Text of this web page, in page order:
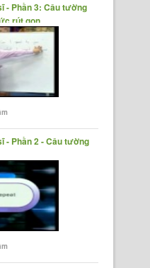
- Phần 3: Câu tường
rút gọn......
- Phần 2 - Câu tường